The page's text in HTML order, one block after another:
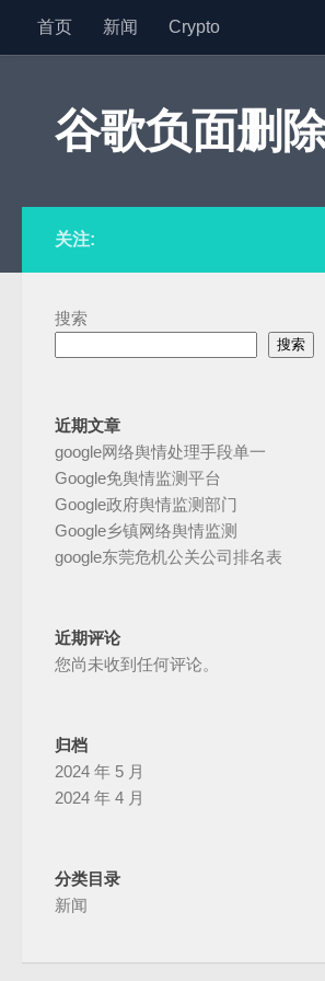
跳至内容
首页 新闻 Crypto
谷歌负面删
关注:
搜索
搜索
近期文章
google网络舆情处理手段单一
Google免舆情监测平台
Google政府舆情监测部门
Google乡镇网络舆情监测
google东莞危机公关公司排名表
近期评论
您尚未收到任何评论。
归档
2024 年 5 月
2024 年 4 月
分类目录
新闻